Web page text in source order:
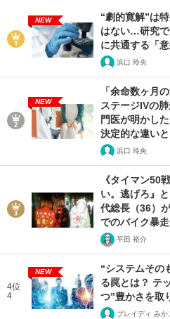
NEW
“劇的寛解”は
はない…研究で
に共通する「
浜口 玲央
NEW
「余命数ヶ月
ステージIVの
門医が明かし
決定的な違い
浜口 玲央
《タイマン50
い。逃げろ』
代総長（36）
でのバイク暴走
平田 裕介
4位
4
NEW
“システムその
る罠とは？ テ
つ”豊かさを取
ブレイディ みか